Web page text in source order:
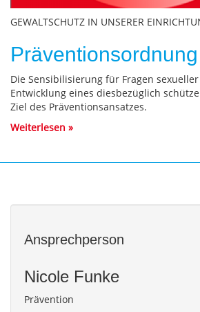
GEWALTSCHUTZ IN UNSERER
Präventionsordnung
Die Sensibilisierung für Fragen
Entwicklung eines diesbezüglich
Ziel des Präventionsansatzes.
Weiterlesen
Ansprechperson
Nicole Funke
Prävention